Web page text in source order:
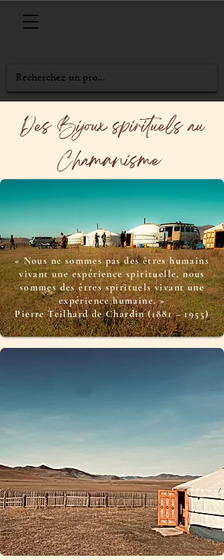
Des Bijoux spirituels au
Chamanisme
« Nous ne sommes pas des êtres humains
vivant une expérience spirituelle, nous
sommes des êtres spirituels vivant une
expérience humaine. »
Pierre Teilhard de Chardin (1881 – 1955)